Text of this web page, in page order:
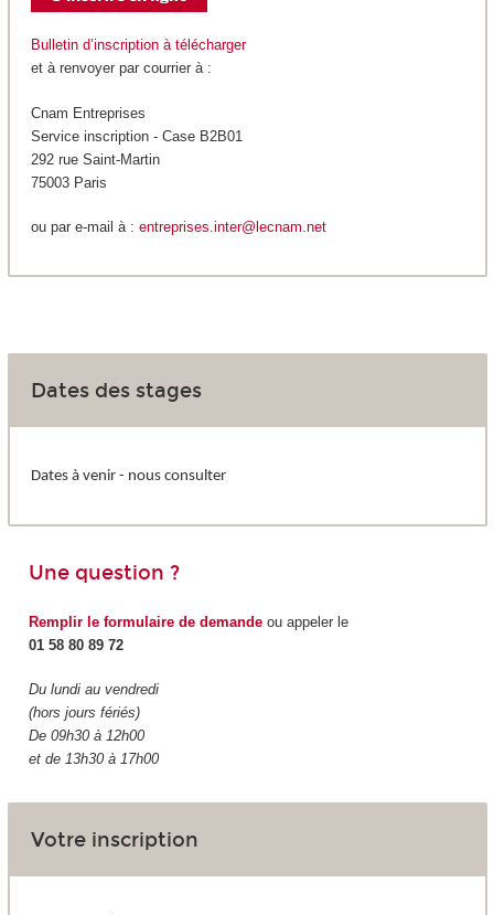
Bulletin d’inscription à télécharger
et à renvoyer par courrier à :
Cnam Entreprises
Service inscription - Case B2B01
292 rue Saint-Martin
75003 Paris
ou par e-mail à : entreprises.inter@lecnam.net
Dates des stages
Dates à venir - nous consulter
Une question ?
Remplir le formulaire de demandeou appeler le
01 58 80 89 72
Du lundi au vendredi
(hors jours fériés)
De 09h30 à 12h00
et de 13h30 à 17h00
Votre inscription